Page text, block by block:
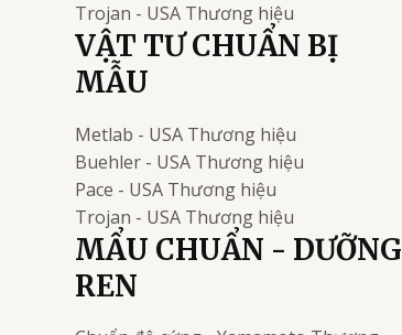
Trojan - USA Thương hiệu
VẬT TƯ CHUẨN BỊ
MẪU
Metlab - USA Thương hiệu
Buehler - USA Thương hiệu
Pace - USA Thương hiệu
Trojan - USA Thương hiệu
MẨU CHUẨN - DƯỠNG
REN